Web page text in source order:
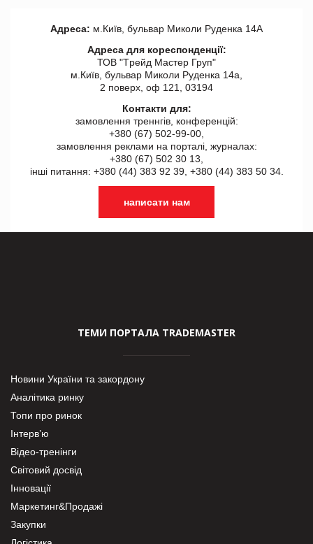
Адреса: м.Київ, бульвар Миколи Руденка 14А
Адреса для кореспонденції:
ТОВ "Tрейд Мастер Груп"
м.Київ, бульвар Миколи Руденка 14а,
2 поверх, оф 121, 03194
Контакти для:
замовлення треннгів, конференцій:
+380 (67) 502-99-00,
замовлення реклами на порталі, журналах:
+380 (67) 502 30 13,
інші питання: +380 (44) 383 92 39, +380 (44) 383 50 34.
написати нам
ТЕМИ ПОРТАЛА TRADEMASTER
Новини України та закордону
Аналітика ринку
Топи про ринок
Інтерв’ю
Відео-тренінги
Світовий досвід
Інновації
Маркетинг&Продажі
Закупки